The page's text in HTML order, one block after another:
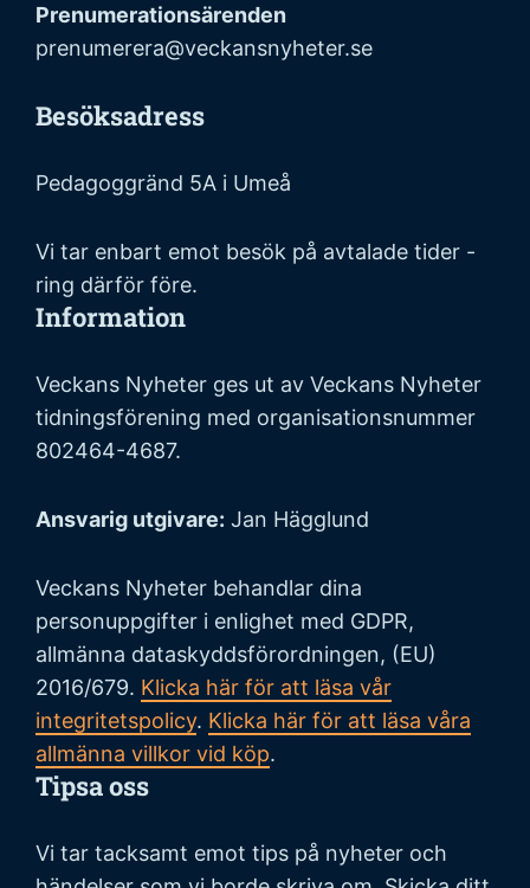
Prenumerationsärenden
prenumerera@veckansnyheter.se
Besöksadress
Pedagoggränd 5A i Umeå
Vi tar enbart emot besök på avtalade tider -
ring därför före.
Information
Veckans Nyheter ges ut av Veckans Nyheter
tidningsförening med organisationsnummer
802464-4687.
Ansvarig utgivare: Jan Hägglund
Veckans Nyheter behandlar dina
personuppgifter i enlighet med GDPR,
allmänna dataskyddsförordningen, (EU)
2016/679. Klicka här för att läsa vår
integritetspolicy. Klicka här för att läsa våra
allmänna villkor vid köp.
Tipsa oss
Vi tar tacksamt emot tips på nyheter och